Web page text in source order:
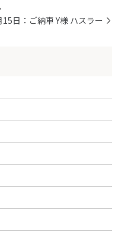
15日：ご納車 Y様 ハスラー